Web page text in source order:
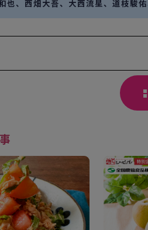
也、西畑大吾、大西流星、道枝駿